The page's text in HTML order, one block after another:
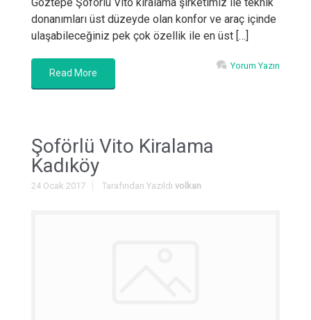
donanımları üst düzeyde olan konfor ve araç içinde
ulaşabileceğiniz pek çok özellik ile en üst […]
Read More
Yorum Yazın
Şoförlü Vito Kiralama
Kadıköy
24 Ocak 2017 Tarafından Yazıldı volkan